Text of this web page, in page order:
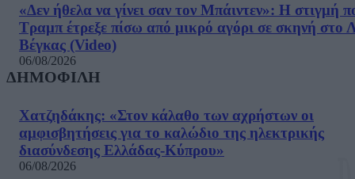
«Δεν ήθελα να γίνει σαν τον Μπάιντεν»: Η στιγμή
Τραμπ έτρεξε πίσω από μικρό αγόρι σε σκηνή στο
Βέγκας (Video)
06/08/2026
ΔΗΜΟΦΙΛΗ
Χατζηδάκης: «Στον κάλαθο των αχρήστων οι
αμφισβητήσεις για το καλώδιο της ηλεκτρικής
διασύνδεσης Ελλάδας-Κύπρου»
06/08/2026